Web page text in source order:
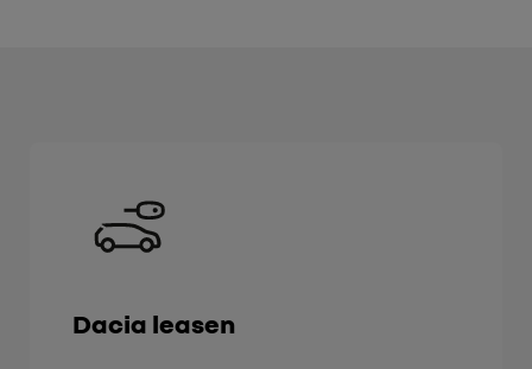
Dacia leasen